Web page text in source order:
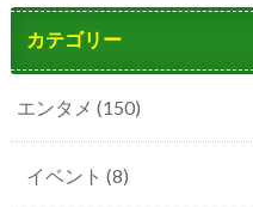
カテゴリー
エンタメ (150)
イベント (8)